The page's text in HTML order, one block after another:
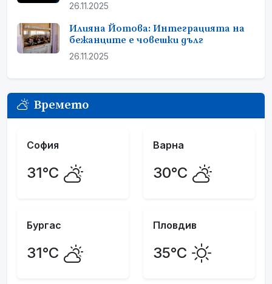
26.11.2025
Илияна Йотова: Интеграцията на
бежанците е човешки дълг
26.11.2025
Времето
София
31°C
Варна
30°C
Бургас
31°C
Пловдив
35°C